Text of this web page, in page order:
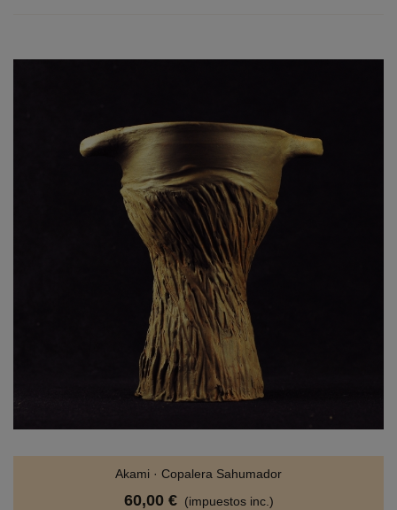
Akami · Copalera Sahumador
60,00 € (impuestos inc.)